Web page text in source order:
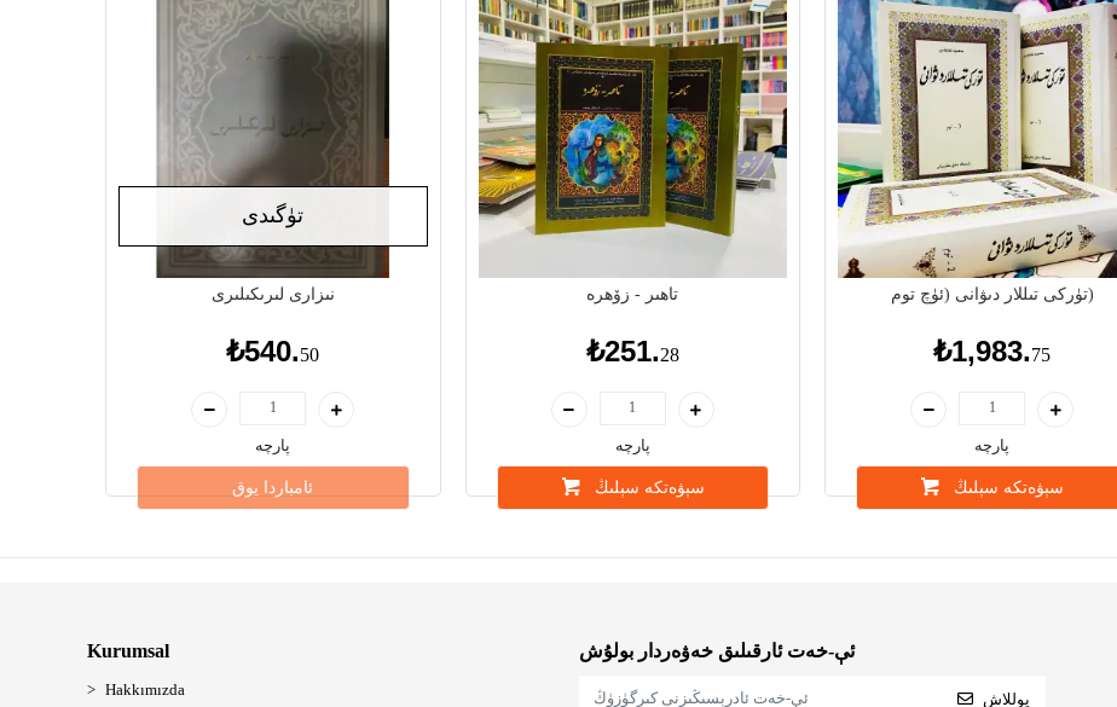
تۈگىدى
نىزارى لىرىكىلىرى
₺540.50
پارچە
ئامباردا يوق
تاھىر - زۆھرە
₺251.28
پارچە
سېۋەتكە سېلىڭ
تۈركى تىللار دىۋانى (ئۈچ توم)
₺1,983.75
پارچە
سېۋەتكە سېلىڭ
ئې-خەت ئارقىلىق خەۋەردار بولۇش
يوللاش
Kurumsal
Hakkımızda